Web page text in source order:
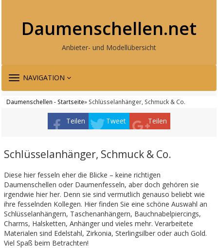
Daumenschellen.net
Anbieter- und Modellübersicht
TOGGLE
NAVIGATION
Daumenschellen - Startseite» Schlüsselanhänger, Schmuck & Co.
Teilen Tweet Teilen
Schlüsselanhänger, Schmuck & Co.
Diese hier fesseln eher die Blicke – keine richtigen
Daumenschellen oder Daumenfesseln, aber doch gehören sie
irgendwie hier her. Denn sie sind vermutlich genauso beliebt wie
ihre fesselnden Kollegen. Hier finden Sie eine schöne Auswahl an
Schlüsselanhängern, Taschenanhängern, Bauchnabelpiercings,
Charms, Halsketten, Anhänger und vieles mehr. Verarbeitete
Materialen sind Edelstahl, Zirkonia, Sterlingsilber oder auch Gold.
Viel Spaß beim Betrachten!